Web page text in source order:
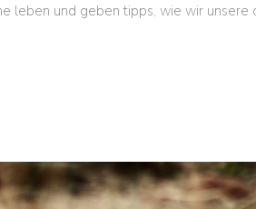
leben und geben tipps, wie wir unsere